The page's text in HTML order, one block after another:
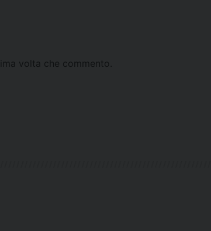
volta che commento.